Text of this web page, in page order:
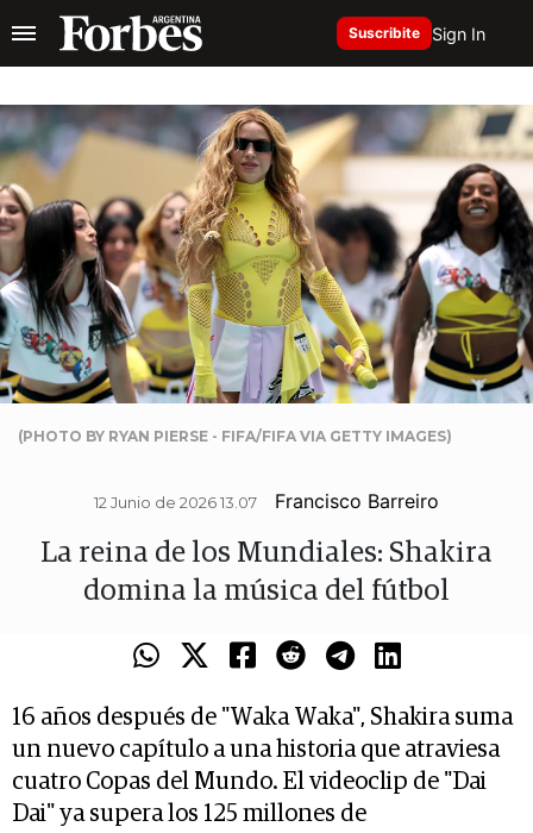
Suscribite Sign In
(PHOTO BY RYAN PIERSE - FIFA/FIFA VIA GETTY IMAGES)
12 Junio de 2026 13.07 Francisco Barreiro
La reina de los Mundiales: Shakira
domina la música del fútbol
16 años después de "Waka Waka", Shakira suma
un nuevo capítulo a una historia que atraviesa
cuatro Copas del Mundo. El videoclip de "Dai
Dai" ya supera los 125 millones de